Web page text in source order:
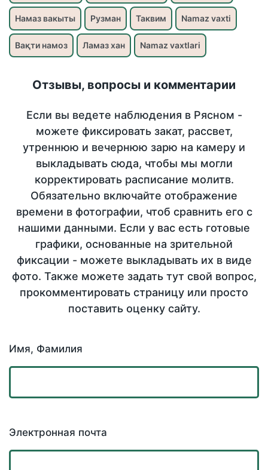
Намаз вакыты Рузман Таквим Namaz vaxti
Вақти намоз Ламаз хан Namaz vaxtlari
Отзывы, вопросы и комментарии
Если вы ведете наблюдения в Рясном -
можете фиксировать закат, рассвет,
утреннюю и вечернюю зарю на камеру и
выкладывать сюда, чтобы мы могли
корректировать расписание молитв.
Обязательно включайте отображение
времени в фотографии, чтоб сравнить его с
нашими данными. Если у вас есть готовые
графики, основанные на зрительной
фиксации - можете выкладывать их в виде
фото. Также можете задать тут свой вопрос,
прокомментировать страницу или просто
поставить оценку сайту.
Имя, Фамилия
Электронная почта